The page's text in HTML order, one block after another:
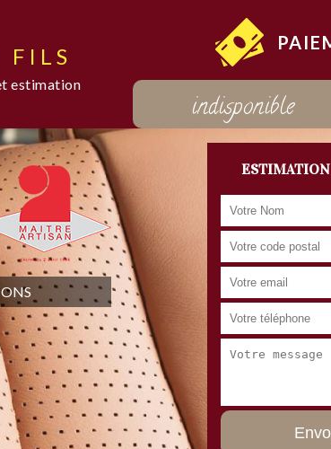
FILS
estimation
indisponible